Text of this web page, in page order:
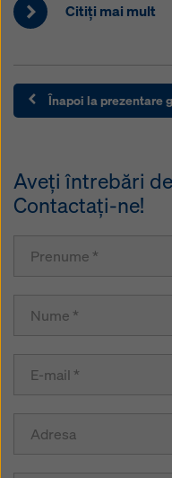
Citiţi mai mult
Înapoi la prezentare
Aveţi întrebări
Contactaţi-ne!